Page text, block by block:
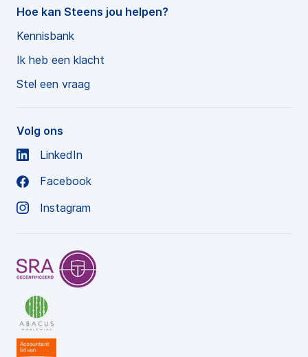
Hoe kan Steens jou helpen?
Kennisbank
Ik heb een klacht
Stel een vraag
Volg ons
LinkedIn
Facebook
Instagram